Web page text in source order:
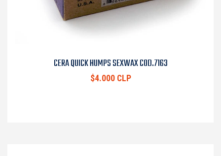
CERA QUICK HUMPS SEXWAX COD.7163
$4.000 CLP